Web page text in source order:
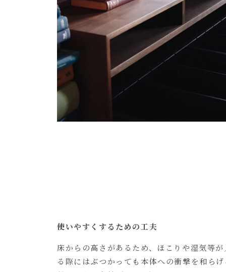
使いやすくするための工夫
床からの高さがあるため、ほこりや湿気等
る際にはぶつかっても本体への衝撃を和ら